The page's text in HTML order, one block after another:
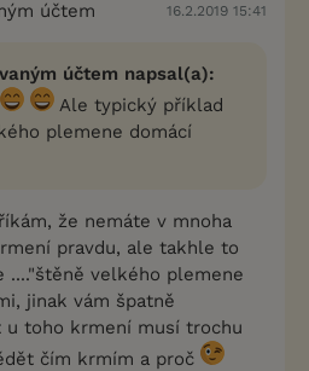
účtem 16.2.2019 15:41
účtem napsal(a):
Ale typický příklad
plemene domácí
že nemáte v mnoha
pravdu, ale takhle to
...."štěně velkého plemene
jinak vám špatně
u toho krmení musí trochu
čím krmím a proč